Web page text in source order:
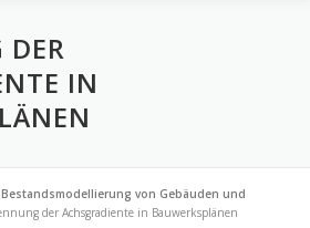
NEWS
DER
IN
Bestandsmodellierung von Gebäuden und
der Achsgradiente in Bauwerksplänen